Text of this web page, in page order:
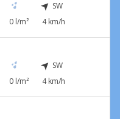
0 l/m²
SW
4 km/h
0 l/m²
SW
4 km/h